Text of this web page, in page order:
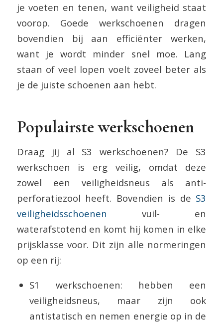
je voeten en tenen, want veiligheid staat
voorop. Goede werkschoenen dragen
bovendien bij aan efficiënter werken,
want je wordt minder snel moe. Lang
staan of veel lopen voelt zoveel beter als
je de juiste schoenen aan hebt.
Populairste werkschoenen
Draag jij al S3 werkschoenen? De S3
werkschoen is erg veilig, omdat deze
zowel een veiligheidsneus als anti-
perforatiezool heeft. Bovendien is de S3
veiligheidsschoenen vuil- en
waterafstotend en komt hij komen in elke
prijsklasse voor. Dit zijn alle normeringen
op een rij:
S1 werkschoenen: hebben een
veiligheidsneus, maar zijn ook
antistatisch en nemen energie op in de